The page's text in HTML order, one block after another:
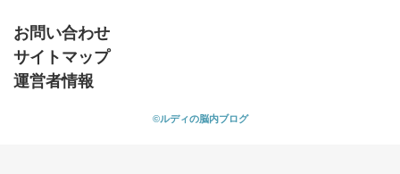
お問い合わせ
サイトマップ
運営者情報
©ルディの脳内ブログ